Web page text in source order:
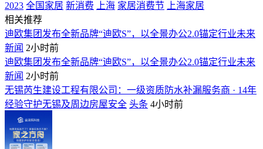
2023 全国家居 新消费 上海 家居消费节 上海家居
相关推荐
迪欧集团发布全新品牌“迪欧S”，以全景办公2.0锚定行业未来
新闻 2小时前
迪欧集团发布全新品牌“迪欧S”，以全景办公2.0锚定行业未来
新闻 2小时前
无锡芮生建设工程有限公司：一级资质防水补漏服务商 · 14年
经验守护无锡及周边房屋安全 头条 4小时前